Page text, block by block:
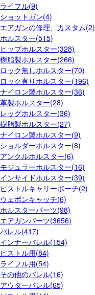
ライフル(9)
ショットガン(4)
エアガンの修理、カスタム(2)
ホルスター(515)
ヒップホルスター(328)
樹脂製ホルスター(266)
ロック無しホルスター(70)
ロック有りホルスター(196)
ナイロン製ホルスター(36)
革製ホルスター(28)
レッグホルスター(36)
樹脂製ホルスター(27)
ナイロン製ホルスター(9)
ショルダーホルスター(8)
アンクルホルスター(6)
モジュラーホルスター(16)
インサイドホルスター(39)
ピストルキャリーポーチ(2)
ウェポンキャッチ(6)
ホルスターパーツ(98)
エアガンパーツ(3656)
バレル(417)
インナーバレル(154)
ピストル用(84)
ライフル用(54)
その他のバレル(16)
アウターバレル(65)